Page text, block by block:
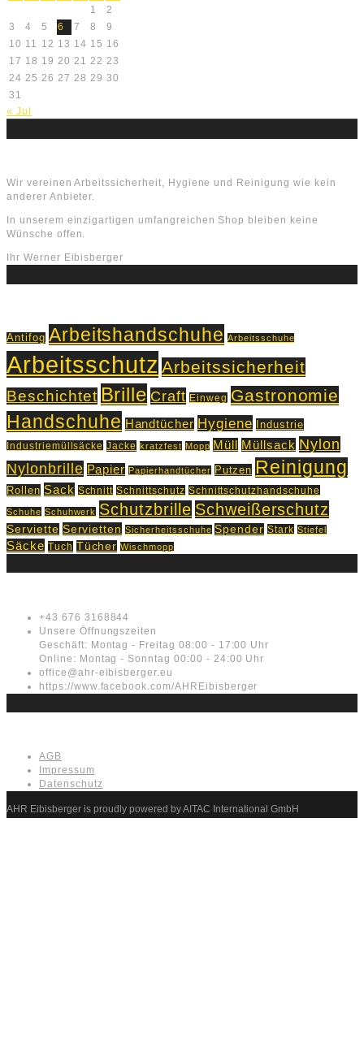
1
2
3
4 5 6 7 8
9
10 11 12 13 14 15 16
17 18 19 20 21 22 23
24 25 26 27 28 29 30
31
« Jul
Wir vereinen Arbeitssicherheit, Hygiene und Reinigung wie kein
anderer Anbieter.
In unserem einzigartigen umfangreichen Shop bleiben keine
Wünsche offen.
Ihr Werner Eibisberger
Antifog Arbeitshandschuhe Arbeitsschuhe
Arbeitsschutz Arbeitssicherheit
Beschichtet Brille Craft Einweg Gastronomie
Handschuhe Handtücher Hygiene Industrie
Industriemüllsäcke Jacke kratzfest Mopp Müll Müllsack Nylon
Nylonbrille Papier Papierhandtücher Putzen Reinigung
Rollen Sack Schnitt Schnittschutz Schnittschutzhandschuhe
Schuhe Schuhwerk Schutzbrille Schweißerschutz
Serviette Servietten Sicherheitsschuhe Spender Stark Stiefel
Säcke Tuch Tücher Wischmopp
+43 676 3168844
Unsere Öffnungszeiten
Geschäft: Montag - Freitag 08:00 - 17:00 Uhr
Online: Montag - Sonntag 00:00 - 24:00 Uhr
office@ahr-eibisberger.eu
https://www.facebook.com/AHREibisberger
AGB
Impressum
Datenschutz
AHR Eibisberger is proudly powered by AITAC International GmbH